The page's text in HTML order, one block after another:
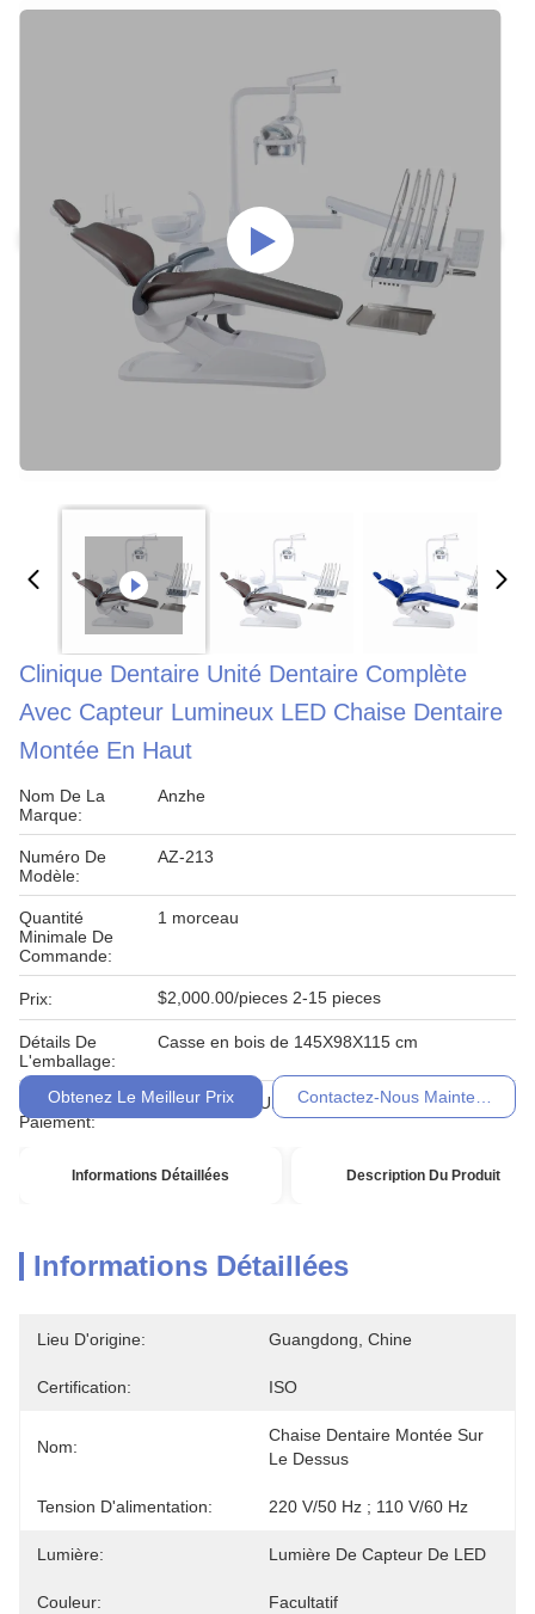
Clinique Dentaire Unité Dentaire Complète
Avec Capteur Lumineux LED Chaise Dentaire
Montée En Haut
Nom De La
Marque:
Anzhe
Numéro De
Modèle:
AZ-213
Quantité
Minimale De
Commande:
1 morceau
Prix: $2,000.00/pieces 2-15 pieces
Détails De
L'emballage:
Casse en bois de 145X98X115 cm
Conditions De
Paiement:
T/T, Western Union, MoneyGram
Obtenez Le Meilleur Prix Contactez-Nous Maintenant
Informations Détaillées Description Du Produit
Informations Détaillées
Lieu D'origine: Guangdong, Chine
Certification: ISO
Nom:
Chaise Dentaire Montée Sur
Le Dessus
Tension D'alimentation: 220 V/50 Hz ; 110 V/60 Hz
Lumière: Lumière De Capteur De LED
Couleur: Facultatif